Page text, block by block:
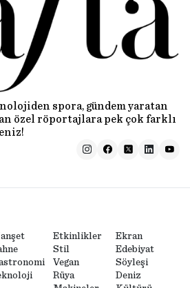
spora, gündem yaratan
özel röportajlara pek çok farklı
Etkinlikler
Ekran
Stil
Edebiyat
Vegan
Söyleşi
Rüya
Deniz